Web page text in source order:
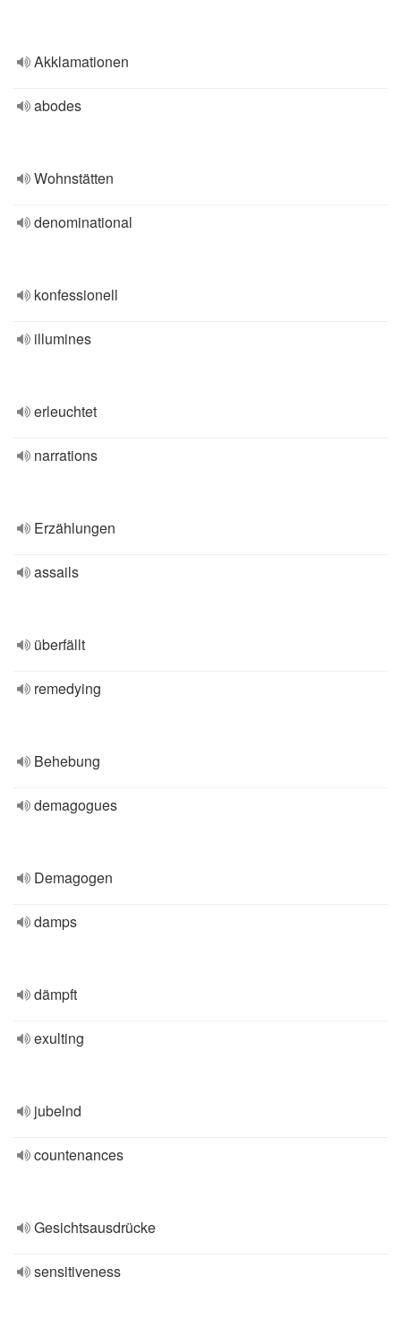
Akklamationen
abodes
Wohnstätten
denominational
konfessionell
illumines
erleuchtet
narrations
Erzählungen
assails
überfällt
remedying
Behebung
demagogues
Demagogen
damps
dämpft
exulting
jubelnd
countenances
Gesichtsausdrücke
sensitiveness